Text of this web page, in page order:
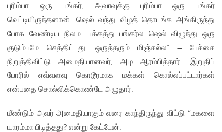
புரிம்பா ஒரு பங்கர், அவாவுக்கு புரிம்பா ஒரு பங்கர்
வெட்டியிருந்தனான். ஷெல் வந்து விழத் தொடங்க அங்கிருந்து
போக வேண்டிய நிலம. பக்கத்து பங்கர்ல ஷெல் விழுந்து ஒரு
குடும்பமே செத்திட்டது. ஒருத்தரும் மிஞ்சல்ல” – பேச்சை
நிறுத்திவிட்டு அமைதியானவர், அழ ஆரம்பித்தார். இறுதிப்
போரில் எவ்வளவு கொடூரமாக மக்கள் கொல்லப்பட்டார்கள்
என்பதை சொல்லிக்கொண்டே அழுதார்.
மீண்டும் அவர் அமைதியாகும் வரை காந்திருந்து விட்டு “மகளை
யாரம்மா பிடித்தது? என்று கேட்டேன்.